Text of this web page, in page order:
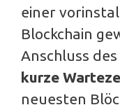
einer
Blockchain
Anschluss
kurze
neuesten